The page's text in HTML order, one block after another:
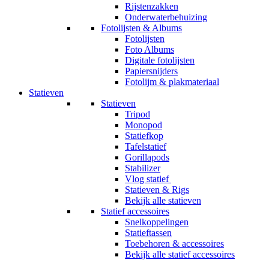
Rijstenzakken
Onderwaterbehuizing
Fotolijsten & Albums
Fotolijsten
Foto Albums
Digitale fotolijsten
Papiersnijders
Fotolijm & plakmateriaal
Statieven
Statieven
Tripod
Monopod
Statiefkop
Tafelstatief
Gorillapods
Stabilizer
Vlog statief
Statieven & Rigs
Bekijk alle statieven
Statief accessoires
Snelkoppelingen
Statieftassen
Toebehoren & accessoires
Bekijk alle statief accessoires